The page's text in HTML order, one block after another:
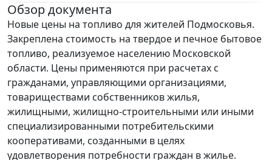
Обзор документа
Новые цены на топливо для жителей Подмосковья.
Закреплена стоимость на твердое и печное бытовое
топливо, реализуемое населению Московской
области. Цены применяются при расчетах с
гражданами, управляющими организациями,
товариществами собственников жилья,
жилищными, жилищно-строительными или иными
специализированными потребительскими
кооперативами, созданными в целях
удовлетворения потребности граждан в жилье.